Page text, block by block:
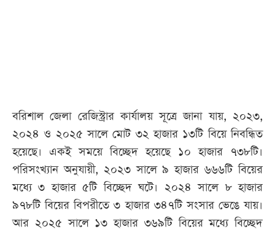
বরিশাল জেলা রেজিস্ট্রার কার্যালয় সূত্রে জানা যায়, ২০২৩,
২০২৪ ও ২০২৫ সালে মোট ৩২ হাজার ১৩টি বিয়ে নিবন্ধিত
হয়েছে। একই সময়ে বিচ্ছেদ হয়েছে ১০ হাজার ৭৩৮টি।
পরিসংখ্যান অনুযায়ী, ২০২৩ সালে ৯ হাজার ৬৬৬টি বিয়ের
মধ্যে ৩ হাজার ৫টি বিচ্ছেদ ঘটে। ২০২৪ সালে ৮ হাজার
৯৭৮টি বিয়ের বিপরীতে ৩ হাজার ৩৪৭টি সংসার ভেঙে যায়।
আর ২০২৫ সালে ১৩ হাজার ৩৬৯টি বিয়ের মধ্যে বিচ্ছেদ